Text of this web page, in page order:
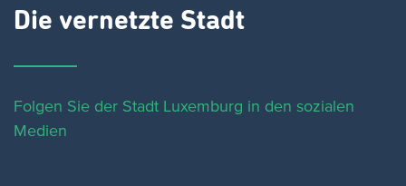
Die vernetzte Stadt
Folgen Sie der Stadt Luxemburg in den sozialen
Medien